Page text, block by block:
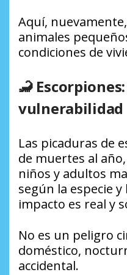
Aquí,
animales
condiciones de
🦂
vulnerabilidad
Las picaduras de
de muertes al
niños y adultos
según la especie
impacto es real y
No es un peligro
doméstico,
accidental.